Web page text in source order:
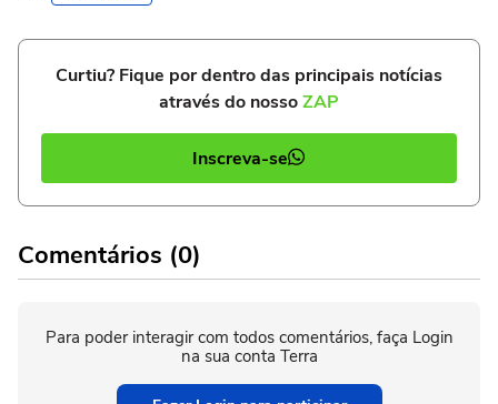
Curtiu? Fique por dentro das principais notícias
através do nossoZAP
Inscreva-se
Comentários (0)
Para poder interagir com todos comentários, faça Login
na sua conta Terra